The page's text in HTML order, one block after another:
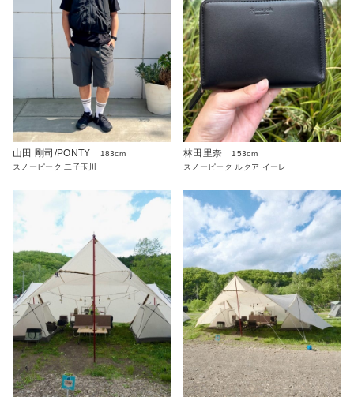
山田 剛司/PONTY
183cm
スノーピーク 二子玉川
林田里奈
153cm
スノーピーク ルクア イーレ